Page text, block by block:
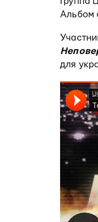
Альбом
для